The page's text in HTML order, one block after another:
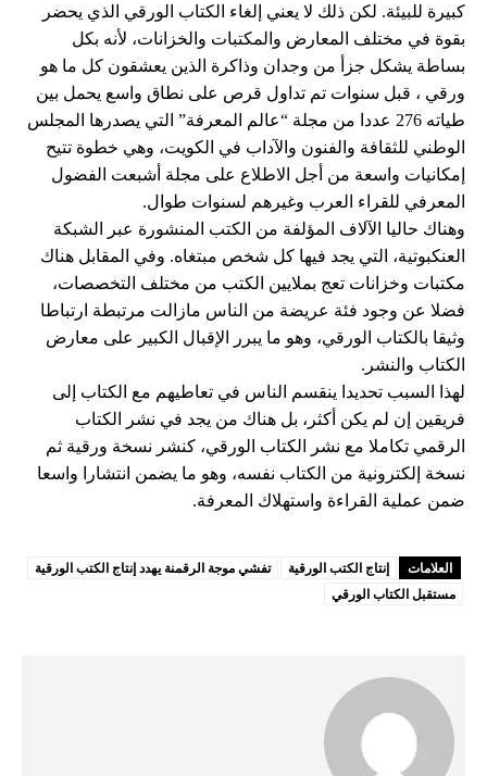
كبيرة للبيئة. لكن ذلك لا يعني إلغاء الكتاب الورقي الذي يحضر
بقوة في مختلف المعارض والمكتبات والخزانات، لأنه بكل
بساطة يشكل جزأ من وجدان وذاكرة الذين يعشقون كل ما هو
ورقي ، قبل سنوات تم تداول قرص على نطاق واسع يحمل بين
طياته 276 عددا من مجلة “عالم المعرفة” التي يصدرها المجلس
الوطني للثقافة والفنون والآداب في الكويت، وهي خطوة تتيح
إمكانيات واسعة من أجل الاطلاع على مجلة أشبعت الفضول
المعرفي للقراء العرب وغيرهم لسنوات طوال.
وهناك حاليا الآلاف المؤلفة من الكتب المنشورة عبر الشبكة
العنكبوتية، التي يجد فيها كل شخص مبتغاه. وفي المقابل هناك
مكتبات وخزانات تعج بملايين الكتب من مختلف التخصصات،
فضلا عن وجود فئة عريضة من الناس مازالت مرتبطة ارتباطا
وثيقا بالكتاب الورقي، وهو ما يبرر الإقبال الكبير على معارض
الكتاب والنشر.
لهذا السبب تحديدا ينقسم الناس في تعاطيهم مع الكتاب إلى
فريقين إن لم يكن أكثر، بل هناك من يجد في نشر الكتاب
الرقمي تكاملا مع نشر الكتاب الورقي، كنشر نسخة ورقية ثم
نسخة إلكترونية من الكتاب نفسه، وهو ما يضمن انتشارا واسعا
ضمن عملية القراءة واستهلاك المعرفة.
العلامات إنتاج الكتب الورقية
تفشي موجة الرقمنة يهدد إنتاج الكتب الورقية
مستقبل الكتاب الورقي